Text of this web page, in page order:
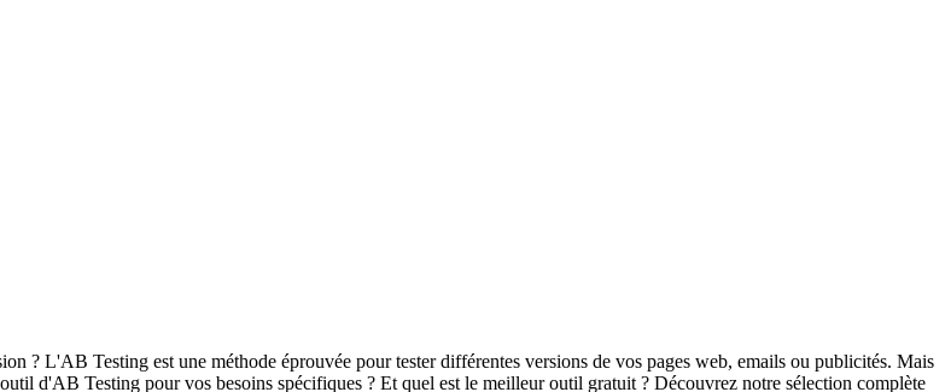
? L'AB Testing est une méthode éprouvée pour tester différentes versions de vos pages web, emails ou publicités. Mais
d'AB Testing pour vos besoins spécifiques ? Et quel est le meilleur outil gratuit ? Découvrez notre sélection complète